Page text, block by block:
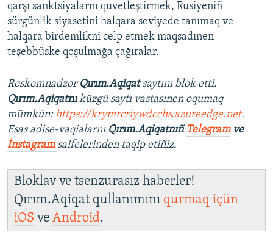
qarşı sanktsiyalarnı quvetleştirmek, Rusiyeniñ
sürgünlik siyasetini halqara seviyede tanımaq ve
halqara birdemlikni celp etmek maqsadınen
teşebbüske qoşulmağa çağıralar.
Roskomnadzor Qırım.Aqiqatsaytını blok etti.
Qırım.Aqiqatnıküzgü saytı vastasınen oqumaq
mümkün:https://krymrcriywdcchs.azureedge.net.
Esas adise-vaqialarnı Qırım.Aqiqatnıñ Telegramve
İnstagram saifelerinden taqip etiñiz.
Bloklav ve tsenzurasız haberler!
Qırım.Aqiqat qullanımını qurmaq içün
iOS ve Android.